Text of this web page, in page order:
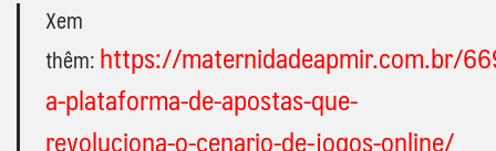
Xem
thêm:https://maternidadeapmir.com.br/
a-plataforma-de-apostas-que-
revoluciona-o-cenario-de-jogos-online/